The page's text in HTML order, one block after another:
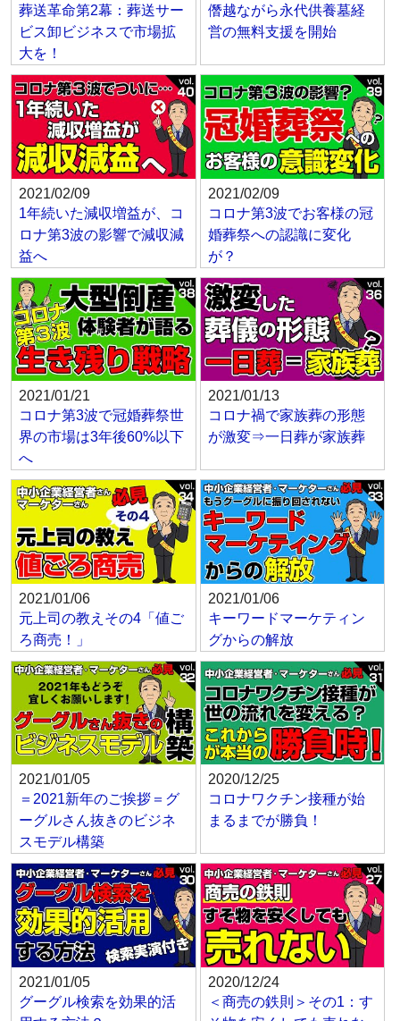
葬送革命第2幕：葬送サー
ビス卸ビジネスで市場拡
大を！
僭越ながら永代供養墓経
営の無料支援を開始
2021/02/09
1年続いた減収増益が、コ
ロナ第3波の影響で減収減
益へ
2021/02/09
コロナ第3波でお客様の冠
婚葬祭への認識に変化
が？
2021/01/21
コロナ第3波で冠婚葬祭世
界の市場は3年後60%以下
へ
2021/01/13
コロナ禍で家族葬の形態
が激変⇒一日葬が家族葬
2021/01/06
元上司の教えその4「値ご
ろ商売！」
2021/01/06
キーワードマーケティン
グからの解放
2021/01/05
＝2021新年のご挨拶＝グ
ーグルさん抜きのビジネ
スモデル構築
2020/12/25
コロナワクチン接種が始
まるまでが勝負！
2021/01/05
グーグル検索を効果的活
2020/12/24
＜商売の鉄則＞その1：す